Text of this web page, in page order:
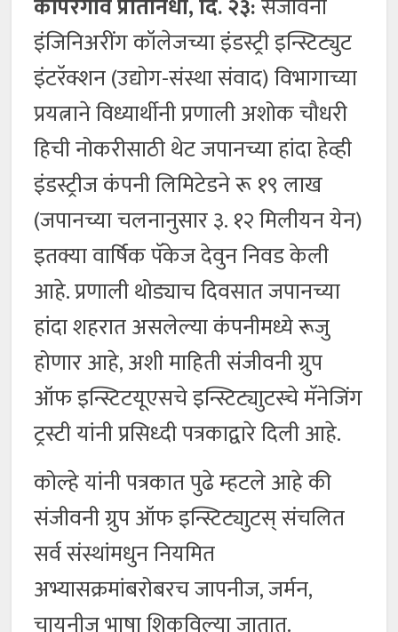
कोपरगांव प्रतिनिधी, दि. २३:संजीवनी
इंजिनिअरींग कॉलेजच्या इंडस्ट्री इन्स्टिट्युट
इंटरॅक्शन (उद्योग-संस्था संवाद) विभागाच्या
प्रयत्नाने विध्यार्थीनी प्रणाली अशोक चौधरी
हिची नोकरीसाठी थेट जपानच्या हांदा हेव्ही
इंडस्ट्रीज कंपनी लिमिटेडने रू १९ लाख
(जपानच्या चलनानुसार ३. १२ मिलीयन येन)
इतक्या वार्षिक पॅकेज देवुन निवड केली
आहे. प्रणाली थोड्याच दिवसात जपानच्या
हांदा शहरात असलेल्या कंपनीमध्ये रूजु
होणार आहे, अशी माहिती संजीवनी ग्रुप
ऑफ इन्स्टिटयूएसचे इन्स्टिट्याुटस्चे मॅनेजिंग
ट्रस्टी यांनी प्रसिध्दी पत्रकाद्वारे दिली आहे.
कोल्हे यांनी पत्रकात पुढे म्हटले आहे की
संजीवनी ग्रुप ऑफ इन्स्टिट्याुटस् संचलित
सर्व संस्थांमधुन नियमित
अभ्यासक्रमांबरोबरच जापनीज, जर्मन,